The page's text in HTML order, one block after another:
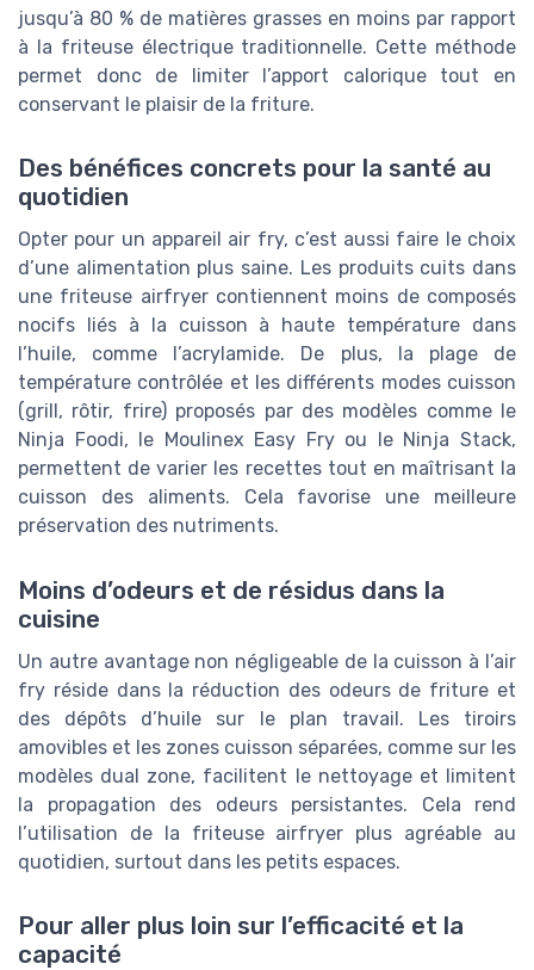
jusqu’à 80 % de matières grasses en moins par rapport
à la friteuse électrique traditionnelle. Cette méthode
permet donc de limiter l’apport calorique tout en
conservant le plaisir de la friture.
Des bénéfices concrets pour la santé au
quotidien
Opter pour un appareil air fry, c’est aussi faire le choix
d’une alimentation plus saine. Les produits cuits dans
une friteuse airfryer contiennent moins de composés
nocifs liés à la cuisson à haute température dans
l’huile, comme l’acrylamide. De plus, la plage de
température contrôlée et les différents modes cuisson
(grill, rôtir, frire) proposés par des modèles comme le
Ninja Foodi, le Moulinex Easy Fry ou le Ninja Stack,
permettent de varier les recettes tout en maîtrisant la
cuisson des aliments. Cela favorise une meilleure
préservation des nutriments.
Moins d’odeurs et de résidus dans la
cuisine
Un autre avantage non négligeable de la cuisson à l’air
fry réside dans la réduction des odeurs de friture et
des dépôts d’huile sur le plan travail. Les tiroirs
amovibles et les zones cuisson séparées, comme sur les
modèles dual zone, facilitent le nettoyage et limitent
la propagation des odeurs persistantes. Cela rend
l’utilisation de la friteuse airfryer plus agréable au
quotidien, surtout dans les petits espaces.
Pour aller plus loin sur l’efficacité et la
capacité